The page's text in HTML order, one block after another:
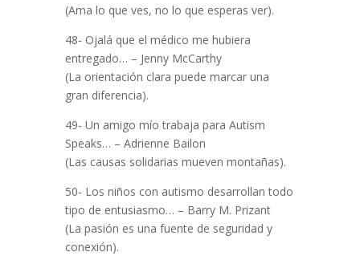
(Ama lo que ves, no lo que esperas ver).
48- Ojalá que el médico me hubiera
entregado… – Jenny McCarthy
(La orientación clara puede marcar una
gran diferencia).
49- Un amigo mío trabaja para Autism
Speaks… – Adrienne Bailon
(Las causas solidarias mueven montañas).
50- Los niños con autismo desarrollan todo
tipo de entusiasmo… – Barry M. Prizant
(La pasión es una fuente de seguridad y
conexión).